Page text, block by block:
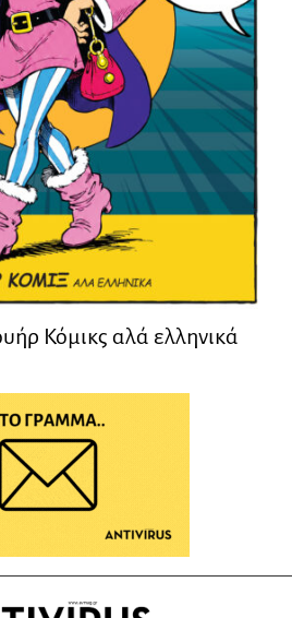
Κόμικς αλά ελληνικά